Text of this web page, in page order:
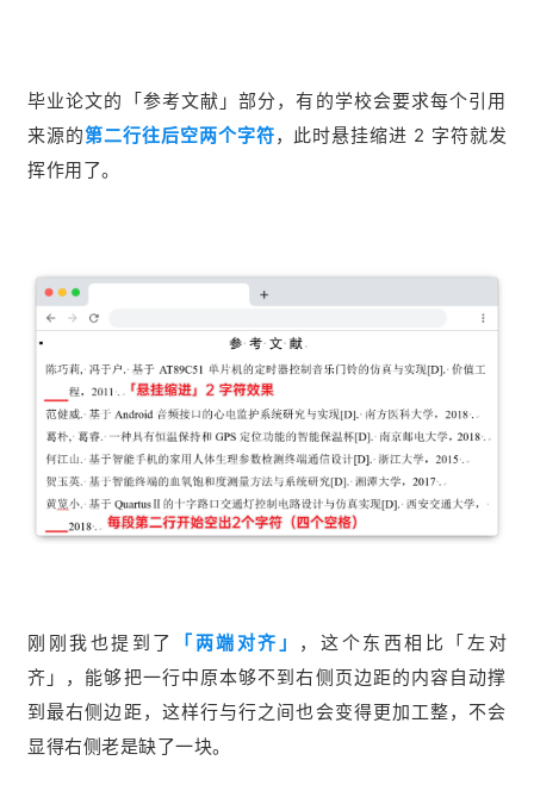
毕业论文的「参考文献」部分，有的学校会要求每个引用
来源的第二行往后空两个字符，此时悬挂缩进 2 字符就发
挥作用了。
刚刚我也提到了 「两端对齐」 ，这个东西相比「左对
齐」，能够把一行中原本够不到右侧页边距的内容自动撑
到最右侧边距，这样行与行之间也会变得更加工整，不会
显得右侧老是缺了一块。